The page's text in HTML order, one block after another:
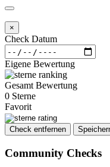
×
Check Datum
Eigene Bewertung
Gesamt Bewertung
0 Sterne
Favorit
Check entfernen
Community Checks